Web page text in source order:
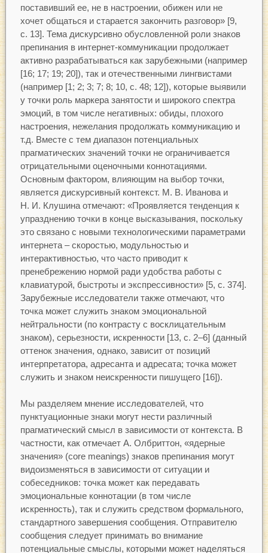
поставивший ее, не в настроении, обижен или не
хочет общаться и старается закончить разговор» [9,
с. 13]. Тема дискурсивно обусловленной роли знаков
препинания в интернет-коммуникации продолжает
активно разрабатываться как зарубежными (например
[16; 17; 19; 20]), так и отечественными лингвистами
(например [1; 2; 3; 7; 8; 10, с. 48; 12]), которые выявили
у точки роль маркера занятости и широкого спектра
эмоций, в том числе негативных: обиды, плохого
настроения, нежелания продолжать коммуникацию и
т.д. Вместе с тем диапазон потенциальных
прагматических значений точки не ограничивается
отрицательными оценочными коннотациями.
Основным фактором, влияющим на выбор точки,
является дискурсивный контекст. М. В. Иванова и
Н. И. Клушина отмечают: «Проявляется тенденция к
упразднению точки в конце высказывания, поскольку
это связано с новыми технологическими параметрами
интернета – скоростью, модульностью и
интерактивностью, что часто приводит к
пренебрежению нормой ради удобства работы с
клавиатурой, быстроты и экспрессивности» [5, с. 374].
Зарубежные исследователи также отмечают, что
точка может служить знаком эмоциональной
нейтральности (по контрасту с восклицательным
знаком), серьезности, искренности [13, с. 2–6] (данный
оттенок значения, однако, зависит от позиций
интерпретатора, адресанта и адресата; точка может
служить и знаком неискренности пишущего [16]).
Мы разделяем мнение исследователей, что
пунктуационные знаки могут нести различный
прагматический смысл в зависимости от контекста. В
частности, как отмечает А. Олбриттон, «ядерные
значения» (core meanings) знаков препинания могут
видоизменяться в зависимости от ситуации и
собеседников: точка может как передавать
эмоциональные коннотации (в том числе
искренность), так и служить средством формального,
стандартного завершения сообщения. Отправителю
сообщения следует принимать во внимание
потенциальные смыслы, которыми может наделяться